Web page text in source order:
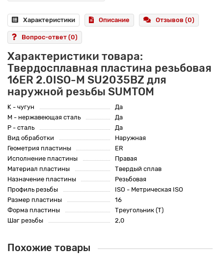
Характеристики Описание Отзывов (0)
Вопрос-ответ (0)
Характеристики товара:
Твердосплавная пластина резьбовая
16ER 2.0ISO-M SU2035BZ для
наружной резьбы SUMTOM
K - чугун
Да
M - нержавеющая сталь
Да
P - сталь
Да
Вид обработки
Наружная
Геометрия пластины
ER
Исполнение пластины
Правая
Материал пластины
Твердый сплав
Назначение пластины
Резьбовая
Профиль резьбы
ISO - Метрическая ISO
Размер пластины
16
Форма пластины
Треугольник (T)
Шаг резьбы
2,0
Похожие товары